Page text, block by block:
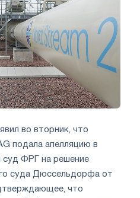
во вторник, что
подала апелляцию в
суд ФРГ на решение
суда Дюссельдорфа от
что